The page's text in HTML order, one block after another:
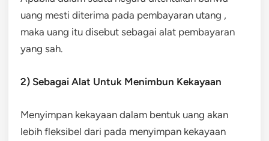
uang mesti diterima pada pembayaran utang ,
maka uang itu disebut sebagai alat pembayaran
yang sah.
2) Sebagai Alat Untuk Menimbun Kekayaan
Menyimpan kekayaan dalam bentuk uang akan
lebih fleksibel dari pada menyimpan kekayaan